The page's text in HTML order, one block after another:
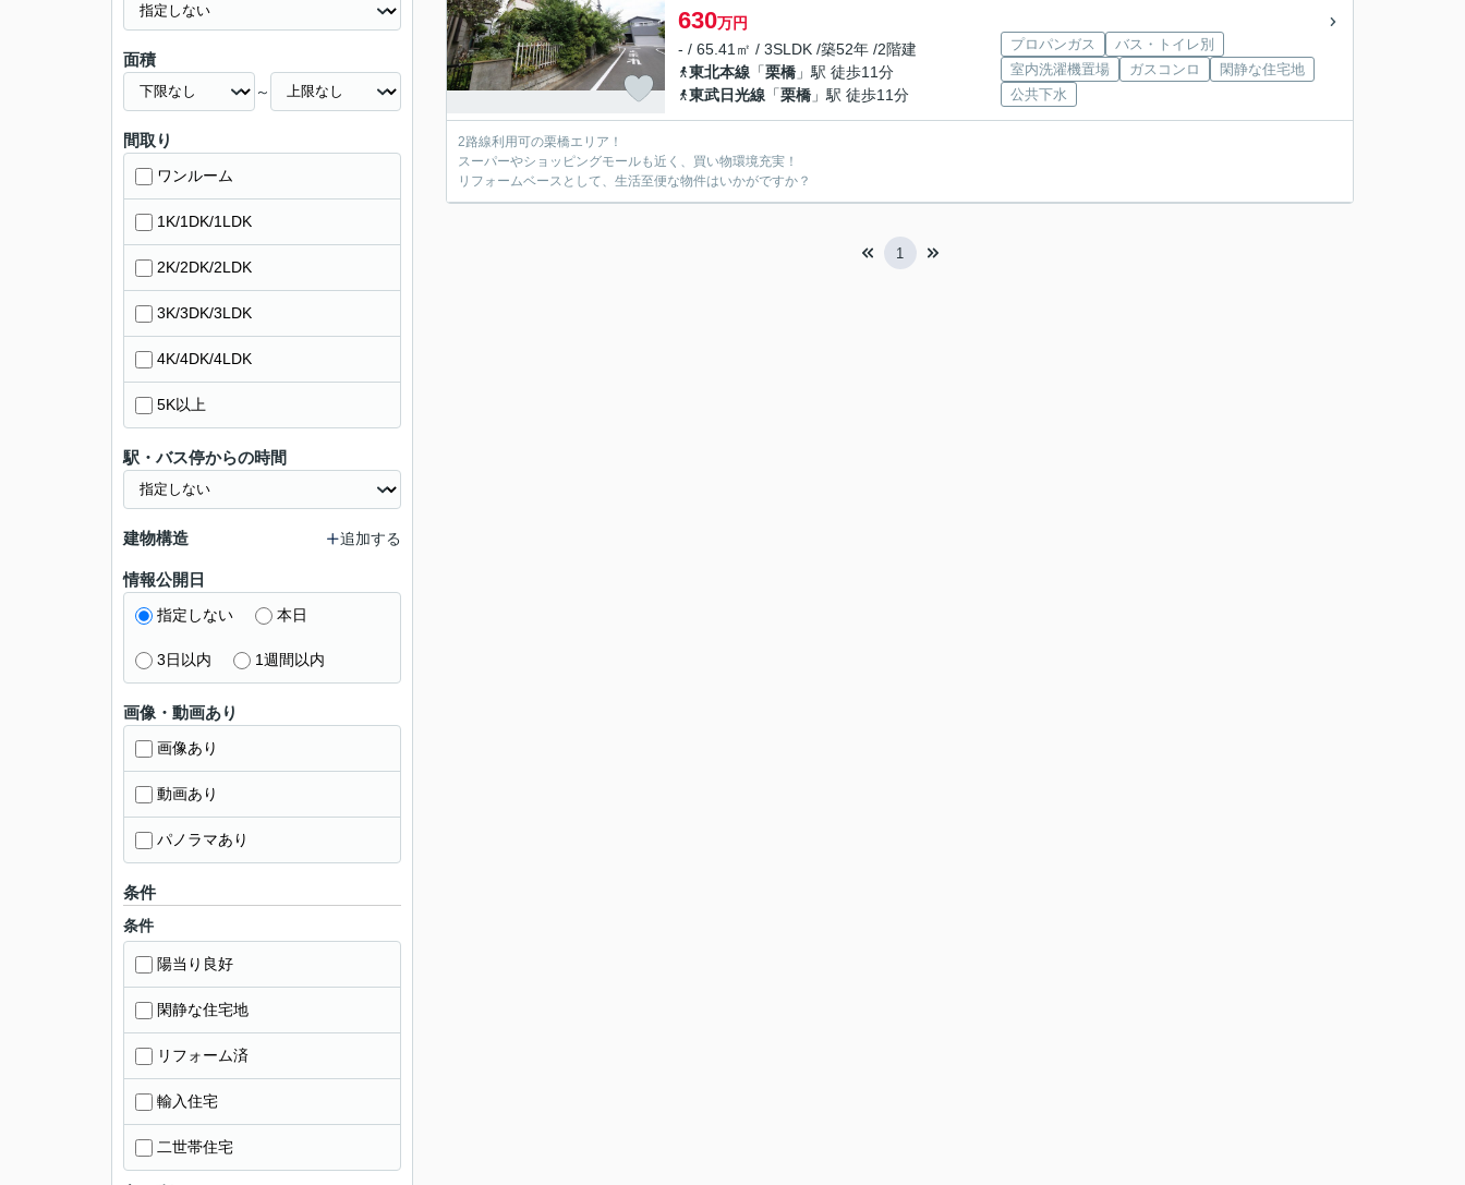
630万円
- / 65.41㎡ / 3SLDK /築52年 /2階建
東北本線 「栗橋 」駅 徒歩11分
東武日光線 「栗橋 」駅 徒歩11分
プロパンガス
バス・トイレ別
室内洗濯機置場
ガスコンロ
閑静な住宅地
公共下水
2路線利用可の栗橋エリア！
スーパーやショッピングモールも近く、買い物環境充実！
リフォームベースとして、生活至便な物件はいかがですか？
1
面積
～
間取り
ワンルーム
1K/1DK/1LDK
2K/2DK/2LDK
3K/3DK/3LDK
4K/4DK/4LDK
5K以上
駅・バス停からの時間
建物構造 追加する
情報公開日
指定しない 本日
3日以内 1週間以内
画像・動画あり
画像あり
動画あり
パノラマあり
条件
条件
陽当り良好
閑静な住宅地
リフォーム済
輸入住宅
二世帯住宅